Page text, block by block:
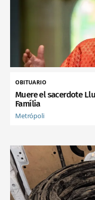
OBITUARIO
Muere el sacerdote
Família
Metrópoli